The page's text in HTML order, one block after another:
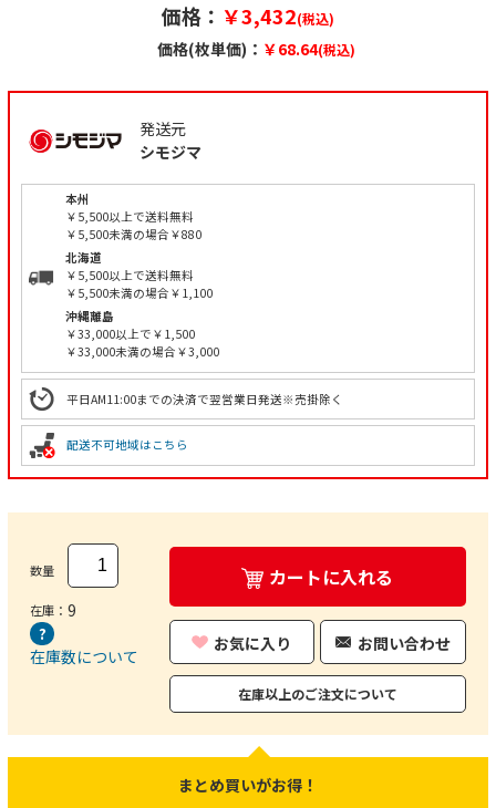
価格： ￥3,432(税込)
価格(枚単価)： ￥68.64(税込)
発送元
シモジマ
本州
￥5,500以上で送料無料
￥5,500未満の場合￥880
北海道
￥5,500以上で送料無料
￥5,500未満の場合￥1,100
沖縄離島
￥33,000以上で￥1,500
￥33,000未満の場合￥3,000
平日AM11:00までの決済で翌営業日発送※売掛除く
配送不可地域はこちら
数量
在庫： 9
在庫数について
カートに入れる
お気に入り お問い合わせ
在庫以上のご注文について
まとめ買いがお得！